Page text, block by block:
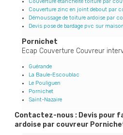
Couverture zinc en joint debout par
Démoussage de toiture ardoise par
Devis pose de bardage pvc sur
Pornichet
Ecap Couverture Couvreur
Guérande
La Baule-Escoublac
Le Pouliguen
Pornichet
Saint-Nazaire
Contactez-nous : Devis pour
ardoise par couvreur